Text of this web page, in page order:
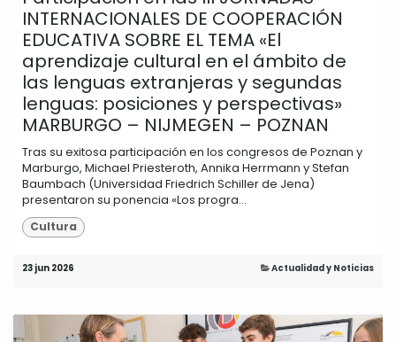
INTERNACIONALES DE COOPERACIÓN
EDUCATIVA SOBRE EL TEMA «El
aprendizaje cultural en el ámbito de
las lenguas extranjeras y segundas
lenguas: posiciones y perspectivas»
MARBURGO – NIJMEGEN – POZNAN
Tras su exitosa participación en los congresos de Poznan y
Marburgo, Michael Priesteroth, Annika Herrmann y Stefan
Baumbach (Universidad Friedrich Schiller de Jena)
presentaron su ponencia «Los progra...
Cultura
23 jun 2026 Actualidad y Noticias